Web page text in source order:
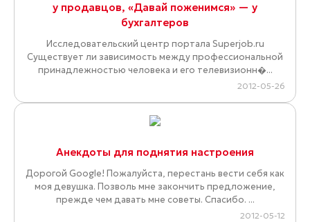
у продавцов, «Давай поженимся» — у
бухгалтеров
Исследовательский центр портала Superjob.ru
Существует ли зависимость между профессиональной
принадлежностью человека и его телевизионн�...
2012-05-26
Анекдоты для поднятия настроения
Дорогой Google! Пожалуйста, перестань вести себя как
моя девушка. Позволь мне закончить предложение,
прежде чем давать мне советы. Спасибо. ...
2012-05-12